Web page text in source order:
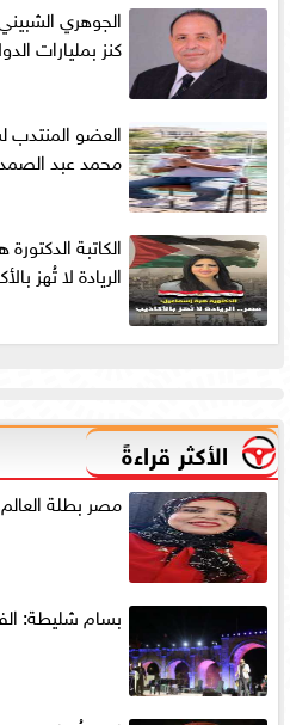
الجوهري
كنز بمليارات
العضو
محمد عبد الصمد: 2025 عامًا
الكاتبة
الريادة لا تُهز
الأكثر قراءةً
مصر بطلة
بسام شليطة: